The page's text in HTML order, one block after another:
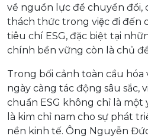
về nguồn lực để chuyển đổi,
thách thức trong việc đi đến
tiêu chí ESG, đặc biệt tại
chính bền vững còn là chủ
Trong bối cảnh toàn cầu hóa
ngày càng tác động sâu sắc,
chuẩn ESG không chỉ là một
là kim chỉ nam cho sự phát
nền kinh tế. Ông Nguyễn